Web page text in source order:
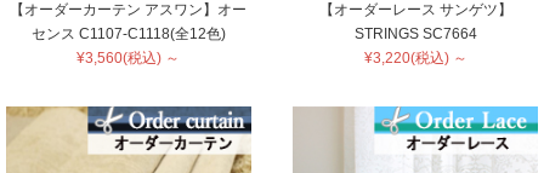
【オーダーカーテン アスワン】オー
センス C1107-C1118(全12色)
¥3,560(税込) ～
【オーダーレース サンゲツ】
STRINGS SC7664
¥3,220(税込) ～